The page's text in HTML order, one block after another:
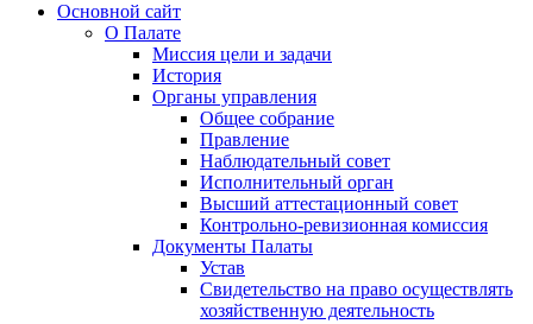
Основной сайт
О Палате
Миссия цели и задачи
История
Органы управления
Общее собрание
Правление
Наблюдательный совет
Исполнительный орган
Высший аттестационный совет
Контрольно-ревизионная комиссия
Документы Палаты
Устав
Свидетельство на право осуществлять
хозяйственную деятельность